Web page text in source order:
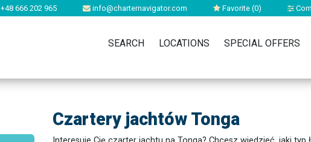
+48 666 202 965 info@charternavigator.com Favorite (0)
SEARCH LOCATIONS SPECIAL OFFERS
Czartery jachtów Tonga